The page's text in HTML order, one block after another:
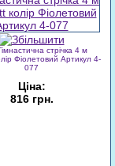
стрічка 4 м
Фіолетовий Артикул 4-
077
Ціна:
816 грн.